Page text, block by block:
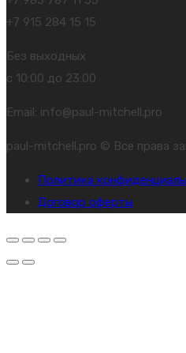
+7 915 284 15 15
Без выходных
с 10:00 до 23:00
Email: info@paul-mitchell.pro
paul-mitchell.pro © Все права
Политика
Договор оферты